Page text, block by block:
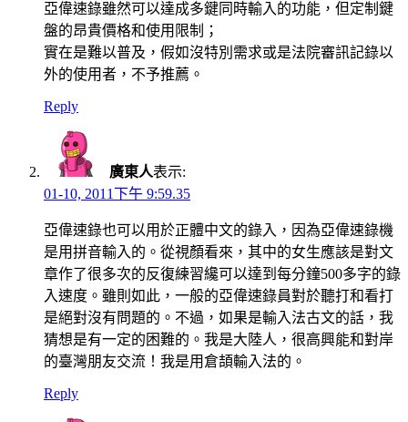
亞偉速錄雖然可以達成多鍵同時輸入的功能，但定制鍵
盤的昂貴價格和使用限制；
實在是難以普及，假如沒特別需求或是法院審訊記錄以
外的使用者，不予推薦。
Reply
廣東人表示:
01-10, 2011下午 9:59.35
亞偉速錄也可以用於正體中文的錄入，因為亞偉速錄機
是用拼音輸入的。從視顏看來，其中的女生應該是對文
章作了很多次的反復練習纔可以達到每分鐘500多字的錄
入速度。雖則如此，一般的亞偉速錄員對於聽打和看打
是絕對沒有問題的。不過，如果是輸入法古文的話，我
猜想是有一定的困難的。我是大陸人，很高興能和對岸
的臺灣朋友交流！我是用倉頡輸入法的。
Reply